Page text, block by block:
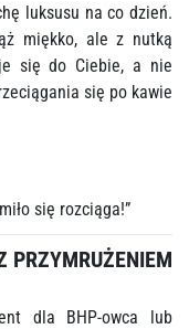
luksusu na co dzień.
miękko, ale z nutką
się do Ciebie, a nie
się po kawie
się rozciąga!”
PRZYMRUŻENIEM
dla BHP-owca lub